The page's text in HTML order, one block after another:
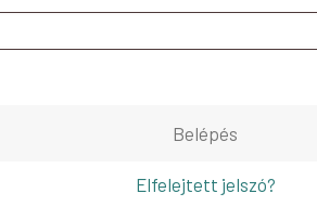
Belépés
Elfelejtett jelszó?